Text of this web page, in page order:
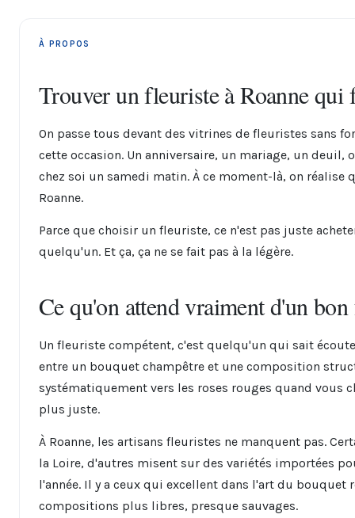
À PROPOS
Trouver un fleuriste à Roanne
On passe tous devant des vitrines de fleuristes sans
cette occasion. Un anniversaire, un mariage, un
chez soi un samedi matin. À ce moment-là, on réalise
Roanne.
Parce que choisir un fleuriste, ce n'est pas juste
quelqu'un. Et ça, ça ne se fait pas à la légère.
Ce qu'on attend vraiment d'un
Un fleuriste compétent, c'est quelqu'un qui sait
entre un bouquet champêtre et une composition
systématiquement vers les roses rouges quand vous
plus juste.
À Roanne, les artisans fleuristes ne manquent pas.
la Loire, d'autres misent sur des variétés importées
l'année. Il y a ceux qui excellent dans l'art du
compositions plus libres, presque sauvages.